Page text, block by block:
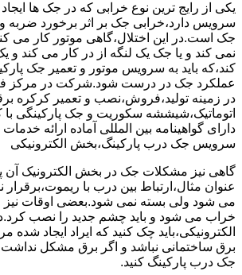
یکی از رایج ترین نوع خرابی که در جک ها
سرویس دارد،خرابی جک بر اثر برخورد ضربه
جک است.در این اختلال،گاهی موتور کار می
نمی کند و یا جک یک لنگه از در کار می کند و
کند،که باید به سرویس موتور و تعمیر جک
عملکرد جک در درست شود.شرکت در مرکز
در زمینه تولید،فروش،نصب و تعمیر کرکره
اتوماتیک،شیششه سکوریت و جک پارکینگی
دارای گواهینامه بین المللی آماده ارائه
سرویس جک درب پارکینگ،بخش الکترونیکی
گاهی نیز مشکلات جک در بخش الکترونیک آن
عنوان مثال،ارتباط بین درب با
می شود ولی بسته نمی شود.بعضی اوقات
خراب می شود و باید چشم جدید را نصب
الکترونیکی،باید چک کنید که ایراد ایجاد
برق ساختمانی نباشد و اگر برق مشکل
جک درب پارکینگ کنید.